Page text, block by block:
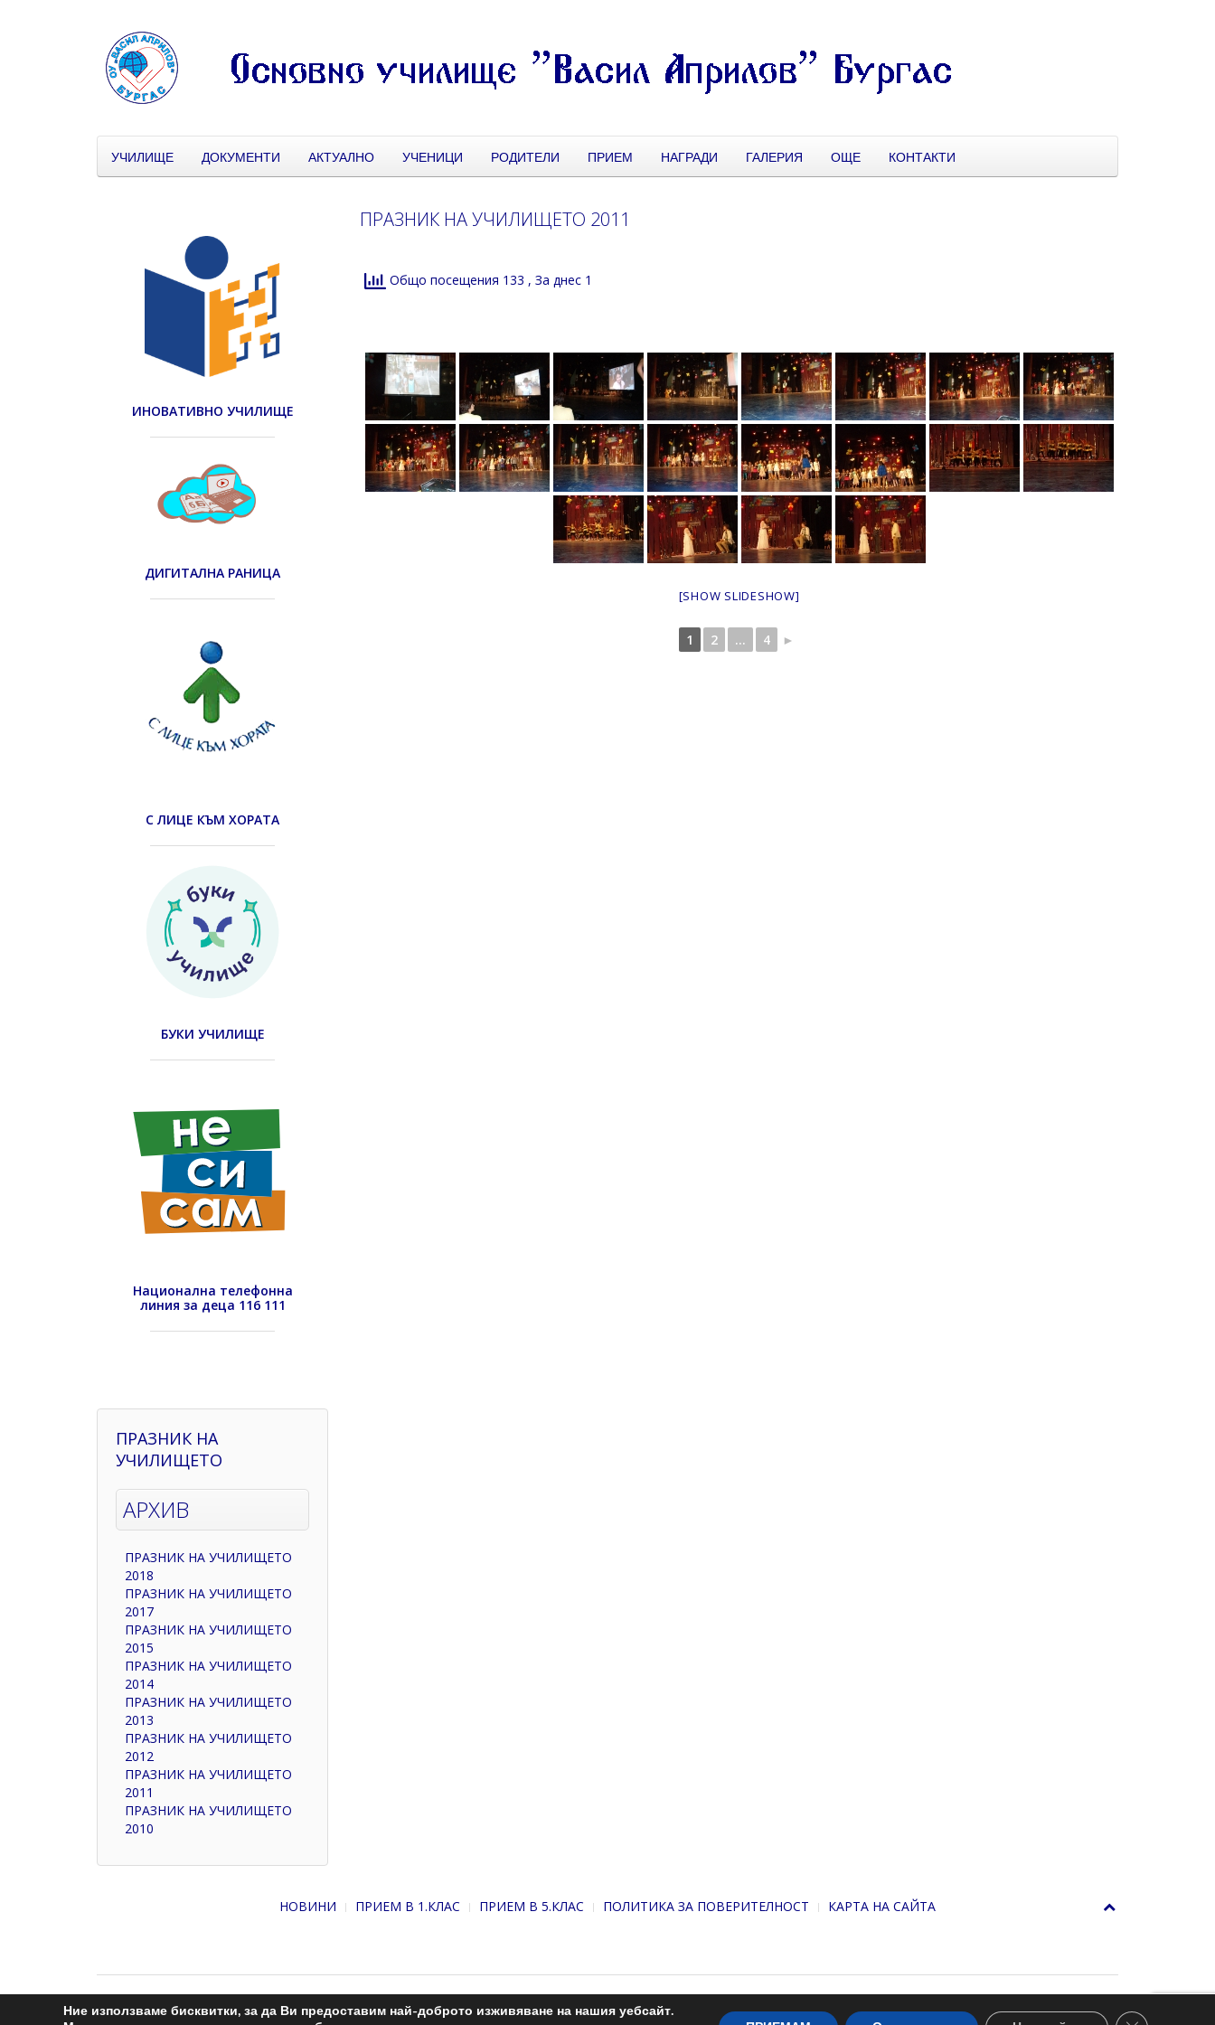
УЧИЛИЩЕ ДОКУМЕНТИ АКТУАЛНО УЧЕНИЦИ РОДИТЕЛИ ПРИЕМ НАГРАДИ ГАЛЕРИЯ ОЩЕ КОНТАКТИ
ПРАЗНИК НА УЧИЛИЩЕТО 2011
Общо посещения 133 , За днес 1
[SHOW SLIDESHOW]
1 2 ... 4 ►
ИНОВАТИВНО УЧИЛИЩЕ
ДИГИТАЛНА РАНИЦА
С ЛИЦЕ КЪМ ХОРАТА
БУКИ УЧИЛИЩЕ
Национална телефонна
линия за деца 116 111
ПРАЗНИК НА
УЧИЛИЩЕТО
АРХИВ
ПРАЗНИК НА УЧИЛИЩЕТО
2018
ПРАЗНИК НА УЧИЛИЩЕТО
2017
ПРАЗНИК НА УЧИЛИЩЕТО
2015
ПРАЗНИК НА УЧИЛИЩЕТО
2014
ПРАЗНИК НА УЧИЛИЩЕТО
2013
ПРАЗНИК НА УЧИЛИЩЕТО
2012
ПРАЗНИК НА УЧИЛИЩЕТО
2011
ПРАЗНИК НА УЧИЛИЩЕТО
2010
НОВИНИ ПРИЕМ В 1.КЛАС ПРИЕМ В 5.КЛАС ПОЛИТИКА ЗА ПОВЕРИТЕЛНОСТ КАРТА НА САЙТА
С подкрепата на Николай Комнев . 2013-2026
Ние използваме бисквитки, за да Ви предоставим най-доброто изживяване на нашия уебсайт.